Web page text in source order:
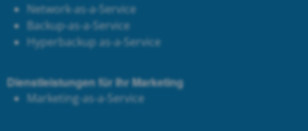
Network-as-a-Service
Backup-as-a-Service
Hyperbackup as-a-Service
Dienstleistungen für Ihr Marketing
Marketing-as-a-Service